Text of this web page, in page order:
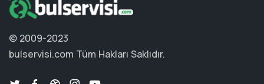
© 2009-2023
bulservisi.com Tüm Hakları Saklıdır.